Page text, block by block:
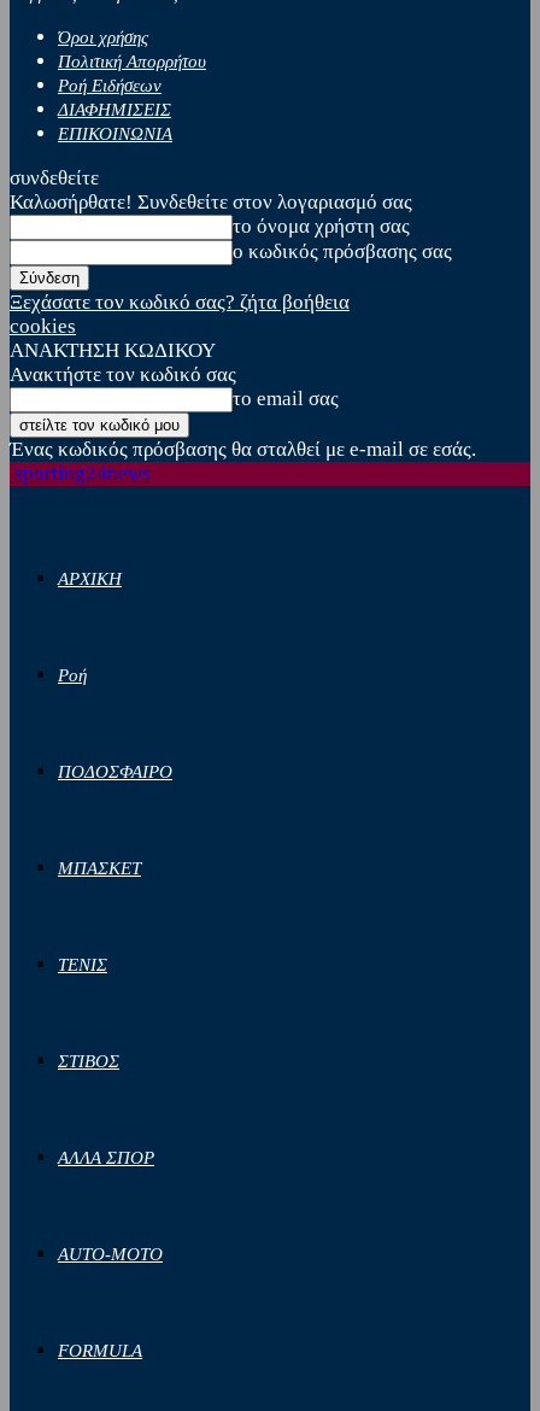
Όροι χρήσης
Πολιτική Απορρήτου
Ροή Ειδήσεων
ΔΙΑΦΗΜΙΣΕΙΣ
ΕΠΙΚΟΙΝΩΝΙΑ
συνδεθείτε
Καλωσήρθατε! Συνδεθείτε στον λογαριασμό σας
το όνομα χρήστη σας
ο κωδικός πρόσβασης σας
Ξεχάσατε τον κωδικό σας? ζήτα βοήθεια
cookies
ΑΝΑΚΤΗΣΗ ΚΩΔΙΚΟΥ
Ανακτήστε τον κωδικό σας
το email σας
Ένας κωδικός πρόσβασης θα σταλθεί με e-mail σε εσάς.
sporting24news
ΑΡΧΙΚΗ
Ροή
ΠΟΔΟΣΦΑΙΡΟ
ΜΠΑΣΚΕΤ
ΤΕΝΙΣ
ΣΤΙΒΟΣ
ΑΛΛΑ ΣΠΟΡ
AUTO-MOTO
FORMULA